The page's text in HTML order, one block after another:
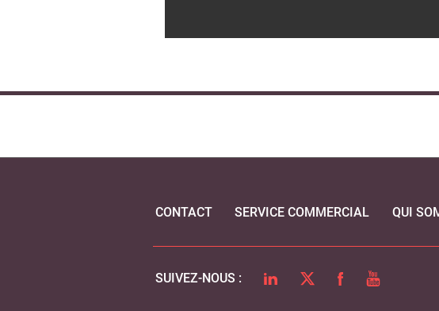
CONTACT SERVICE COMMERCIAL QUI
SUIVEZ-NOUS : LINKEDINTWITTERFACEBOOK
YOUTUBE